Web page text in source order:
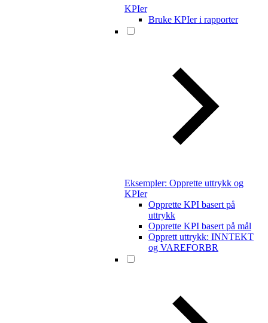
KPIer
Bruke KPIer i rapporter
Eksempler: Opprette uttrykk og
KPIer
Opprette KPI basert på
uttrykk
Opprette KPI basert på mål
Opprett uttrykk: INNTEKT
og VAREFORBR